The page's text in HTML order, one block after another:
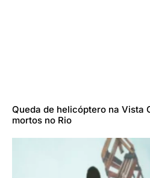
Queda de helicóptero na Vista
mortos no Rio